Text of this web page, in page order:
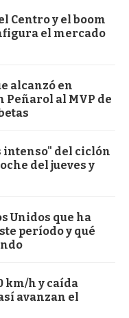
Centro y el boom
el mercado
alcanzó en
Peñarol al MVP de
intenso" del ciclón
del jueves y
Unidos que ha
período y qué
km/h y caída
avanzan el